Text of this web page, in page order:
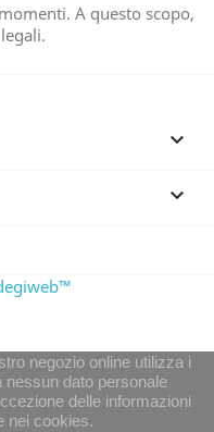
A questo scopo,


negozio online utilizza i
nessun dato personale
delle informazioni
nei cookies.